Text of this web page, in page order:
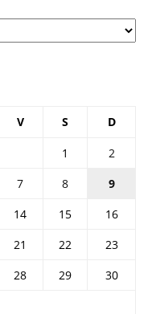
V S D
1
2
7 8
9
14 15
16
21 22
23
28 29
30